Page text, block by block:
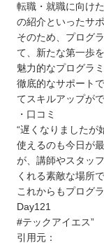
転職・就職に向け
の紹介といったサ
そのため、プログ
て、新たな第一歩
魅力的なプログラ
徹底的なサポート
てスキルアップがで
・口コミ
“遅くなりましたが
使えるのも今日が
が、講師やスタッ
くれる素敵な場所
これからもプログ
Day121
#テックアイエス”
引用元：